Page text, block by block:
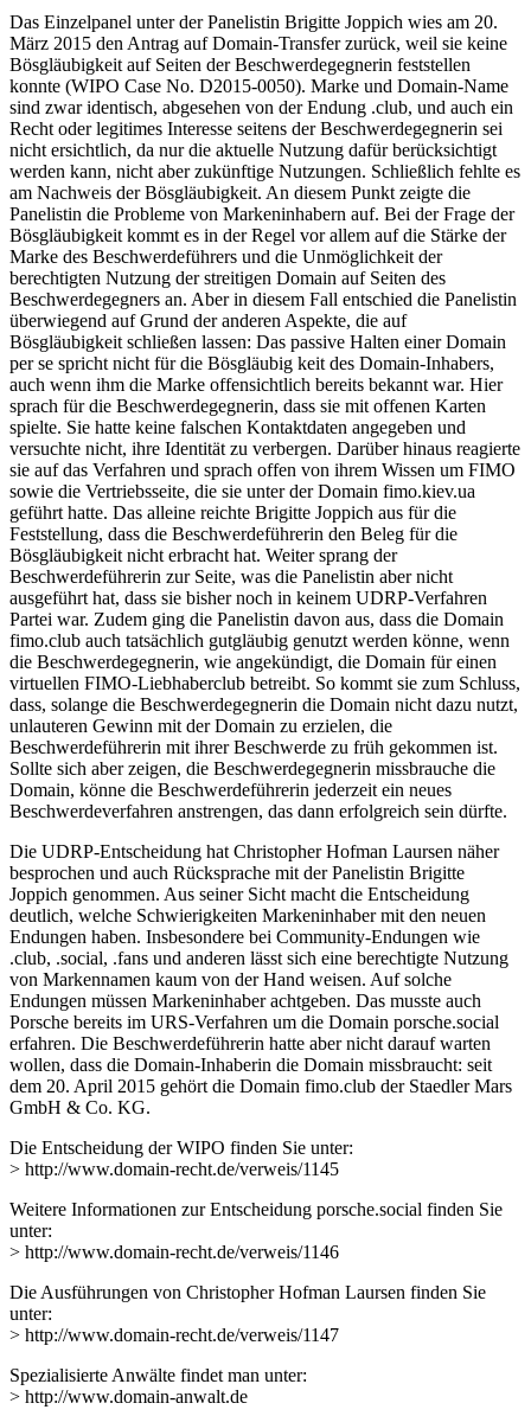
Das Einzelpanel unter der Panelistin Brigitte Joppich wies am 20.
März 2015 den Antrag auf Domain-Transfer zurück, weil sie keine
Bösgläubigkeit auf Seiten der Beschwerdegegnerin feststellen
konnte (WIPO Case No. D2015-0050). Marke und Domain-Name
sind zwar identisch, abgesehen von der Endung .club, und auch ein
Recht oder legitimes Interesse seitens der Beschwerdegegnerin sei
nicht ersichtlich, da nur die aktuelle Nutzung dafür berücksichtigt
werden kann, nicht aber zukünftige Nutzungen. Schließlich fehlte es
am Nachweis der Bösgläubigkeit. An diesem Punkt zeigte die
Panelistin die Probleme von Markeninhabern auf. Bei der Frage der
Bösgläubigkeit kommt es in der Regel vor allem auf die Stärke der
Marke des Beschwerdeführers und die Unmöglichkeit der
berechtigten Nutzung der streitigen Domain auf Seiten des
Beschwerdegegners an. Aber in diesem Fall entschied die Panelistin
überwiegend auf Grund der anderen Aspekte, die auf
Bösgläubigkeit schließen lassen: Das passive Halten einer Domain
per se spricht nicht für die Bösgläubig keit des Domain-Inhabers,
auch wenn ihm die Marke offensichtlich bereits bekannt war. Hier
sprach für die Beschwerdegegnerin, dass sie mit offenen Karten
spielte. Sie hatte keine falschen Kontaktdaten angegeben und
versuchte nicht, ihre Identität zu verbergen. Darüber hinaus reagierte
sie auf das Verfahren und sprach offen von ihrem Wissen um FIMO
sowie die Vertriebsseite, die sie unter der Domain fimo.kiev.ua
geführt hatte. Das alleine reichte Brigitte Joppich aus für die
Feststellung, dass die Beschwerdeführerin den Beleg für die
Bösgläubigkeit nicht erbracht hat. Weiter sprang der
Beschwerdeführerin zur Seite, was die Panelistin aber nicht
ausgeführt hat, dass sie bisher noch in keinem UDRP-Verfahren
Partei war. Zudem ging die Panelistin davon aus, dass die Domain
fimo.club auch tatsächlich gutgläubig genutzt werden könne, wenn
die Beschwerdegegnerin, wie angekündigt, die Domain für einen
virtuellen FIMO-Liebhaberclub betreibt. So kommt sie zum Schluss,
dass, solange die Beschwerdegegnerin die Domain nicht dazu nutzt,
unlauteren Gewinn mit der Domain zu erzielen, die
Beschwerdeführerin mit ihrer Beschwerde zu früh gekommen ist.
Sollte sich aber zeigen, die Beschwerdegegnerin missbrauche die
Domain, könne die Beschwerdeführerin jederzeit ein neues
Beschwerdeverfahren anstrengen, das dann erfolgreich sein dürfte.
Die UDRP-Entscheidung hat Christopher Hofman Laursen näher
besprochen und auch Rücksprache mit der Panelistin Brigitte
Joppich genommen. Aus seiner Sicht macht die Entscheidung
deutlich, welche Schwierigkeiten Markeninhaber mit den neuen
Endungen haben. Insbesondere bei Community-Endungen wie
.club, .social, .fans und anderen lässt sich eine berechtigte Nutzung
von Markennamen kaum von der Hand weisen. Auf solche
Endungen müssen Markeninhaber achtgeben. Das musste auch
Porsche bereits im URS-Verfahren um die Domain porsche.social
erfahren. Die Beschwerdeführerin hatte aber nicht darauf warten
wollen, dass die Domain-Inhaberin die Domain missbraucht: seit
dem 20. April 2015 gehört die Domain fimo.club der Staedler Mars
GmbH & Co. KG.
Die Entscheidung der WIPO finden Sie unter:
> http://www.domain-recht.de/verweis/1145
Weitere Informationen zur Entscheidung porsche.social finden Sie
unter:
> http://www.domain-recht.de/verweis/1146
Die Ausführungen von Christopher Hofman Laursen finden Sie
unter:
> http://www.domain-recht.de/verweis/1147
Spezialisierte Anwälte findet man unter:
> http://www.domain-anwalt.de